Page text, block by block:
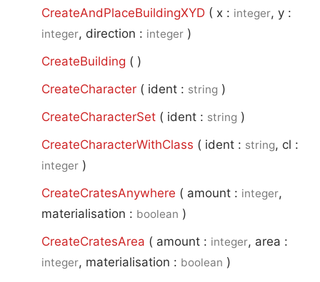
CreateAndPlaceBuildingXYD ( x : integer, y :
integer, direction : integer )
CreateBuilding ( )
CreateCharacter ( ident : string )
CreateCharacterSet ( ident : string )
CreateCharacterWithClass ( ident : string, cl :
integer )
CreateCratesAnywhere ( amount : integer,
materialisation : boolean )
CreateCratesArea ( amount : integer, area :
integer, materialisation : boolean )